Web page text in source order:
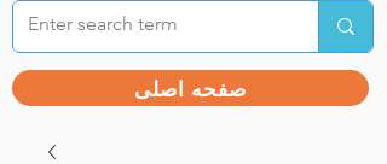
صفحه اصلی